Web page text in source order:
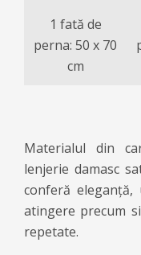
1 fată de
perna: 50 x 70
cm
Materialul din
lenjerie damasc
conferă
atingere precum
repetate.